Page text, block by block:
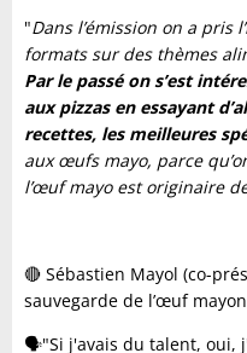
"Dans l’émission on a pris
formats sur des thèmes
Par le passé on s’est
aux pizzas en essayant
recettes, les meilleures
aux œufs mayo, parce
l’œuf mayo est originaire
🔴 Sébastien Mayol (co-
sauvegarde de l’œuf
🗣️"Si j'avais du talent, oui,